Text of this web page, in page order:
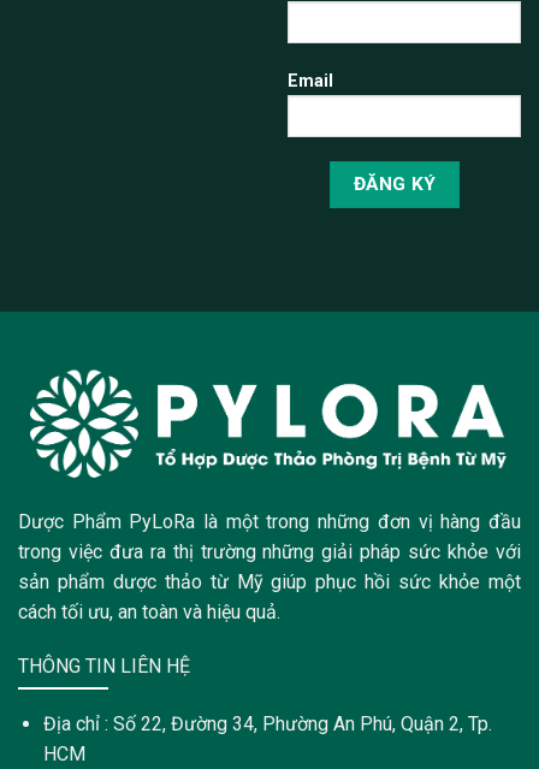
Email
Dược Phẩm PyLoRa là một trong những đơn vị hàng đầu
trong việc đưa ra thị trường những giải pháp sức khỏe với
sản phẩm dược thảo từ Mỹ giúp phục hồi sức khỏe một
cách tối ưu, an toàn và hiệu quả.
THÔNG TIN LIÊN HỆ
Địa chỉ : Số 22, Đường 34, Phường An Phú, Quận 2, Tp.
HCM